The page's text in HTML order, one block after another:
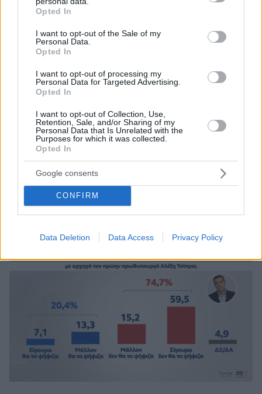
grant or deny consent to Google and its third-party tags to
use your data for below specified purposes in below Google
consent section.
Opted In
I want to opt-out of the Sale of my
Personal Data.
Opted In
I want to opt-out of processing my
Personal Data for Targeted Advertising.
Opted In
I want to opt-out of Collection, Use,
Retention, Sale, and/or Sharing of my
Personal Data that Is Unrelated with the
Purposes for which it was collected.
Opted In
Google consents
CONFIRM
Data Deletion Data Access Privacy Policy